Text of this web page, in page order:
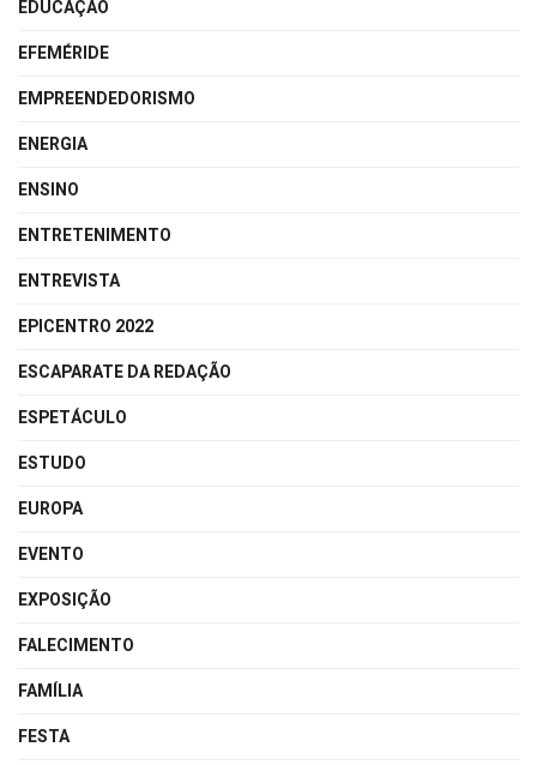
EDUCAÇÃO
EFEMÉRIDE
EMPREENDEDORISMO
ENERGIA
ENSINO
ENTRETENIMENTO
ENTREVISTA
EPICENTRO 2022
ESCAPARATE DA REDAÇÃO
ESPETÁCULO
ESTUDO
EUROPA
EVENTO
EXPOSIÇÃO
FALECIMENTO
FAMÍLIA
FESTA